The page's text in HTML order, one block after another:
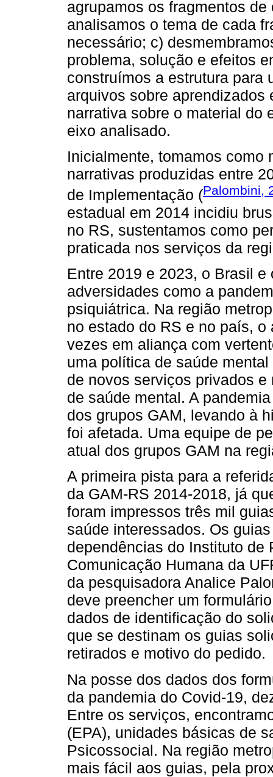
agrupamos os fragmentos
analisamos o tema de cada
necessário; c)
problema, solução e efeitos
construímos a estrutura para
arquivos sobre
narrativa sobre o material do
eixo analisado.
Inicialmente, tomamos como
narrativas produzidas entre
de Implementação (Palombini,
estadual em 2014 incidiu
no RS, sustentamos como
praticada nos serviços da
Entre 2019 e 2023, o Brasil
adversidades como a
psiquiátrica. Na região
no estado do RS e no país,
vezes em aliança com
uma política de saúde
de novos serviços privados
de saúde mental. A
dos grupos GAM, levando à
foi afetada. Uma equipe de
atual dos grupos GAM na
A primeira pista para a
da GAM-RS 2014-2018, já
foram impressos três mil
saúde interessados. Os
dependências do Instituto
Comunicação Humana da
da pesquisadora Analice
deve preencher um
dados de identificação do
que se destinam os guias
retirados e motivo do pedido.
Na posse dos dados dos
da pandemia do Covid-19,
Entre os serviços,
(EPA), unidades básicas de
Psicossocial. Na região
mais fácil aos guias, pela